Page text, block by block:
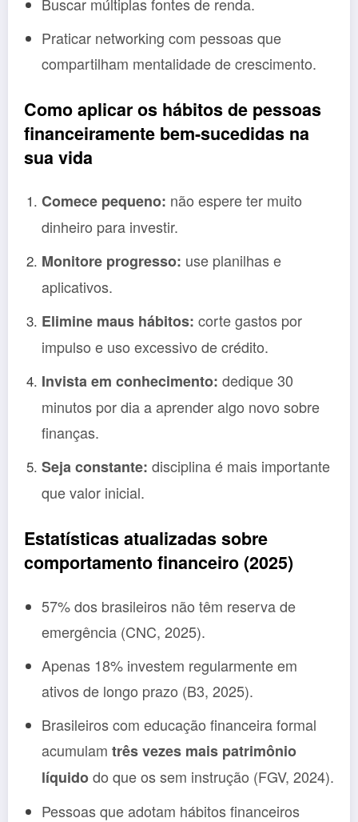
Praticar networking com pessoas que
compartilham mentalidade de crescimento.
Como aplicar os hábitos de pessoas
financeiramente bem-sucedidas na
sua vida
Comece pequeno: não espere ter muito
dinheiro para investir.
Monitore progresso: use planilhas e
aplicativos.
Elimine maus hábitos: corte gastos por
impulso e uso excessivo de crédito.
Invista em conhecimento: dedique 30
minutos por dia a aprender algo novo sobre
finanças.
Seja constante: disciplina é mais importante
que valor inicial.
Estatísticas atualizadas sobre
comportamento financeiro (2025)
57% dos brasileiros não têm reserva de
emergência (CNC, 2025).
Apenas 18% investem regularmente em
ativos de longo prazo (B3, 2025).
Brasileiros com educação financeira formal
acumulam três vezes mais patrimônio
líquidodo que os sem instrução (FGV, 2024).
Pessoas que adotam hábitos financeiros